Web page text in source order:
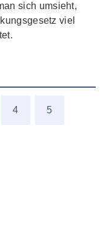
sich umsieht,
viel
4 5